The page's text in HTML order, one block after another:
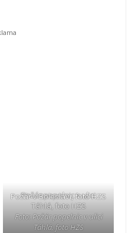
Požár popelnic v ulici
Táhlá, foto HZS
Foto: Požár popelnic v ulici
Táhlá, foto HZS
Požár v Boleslavi, foto HZS